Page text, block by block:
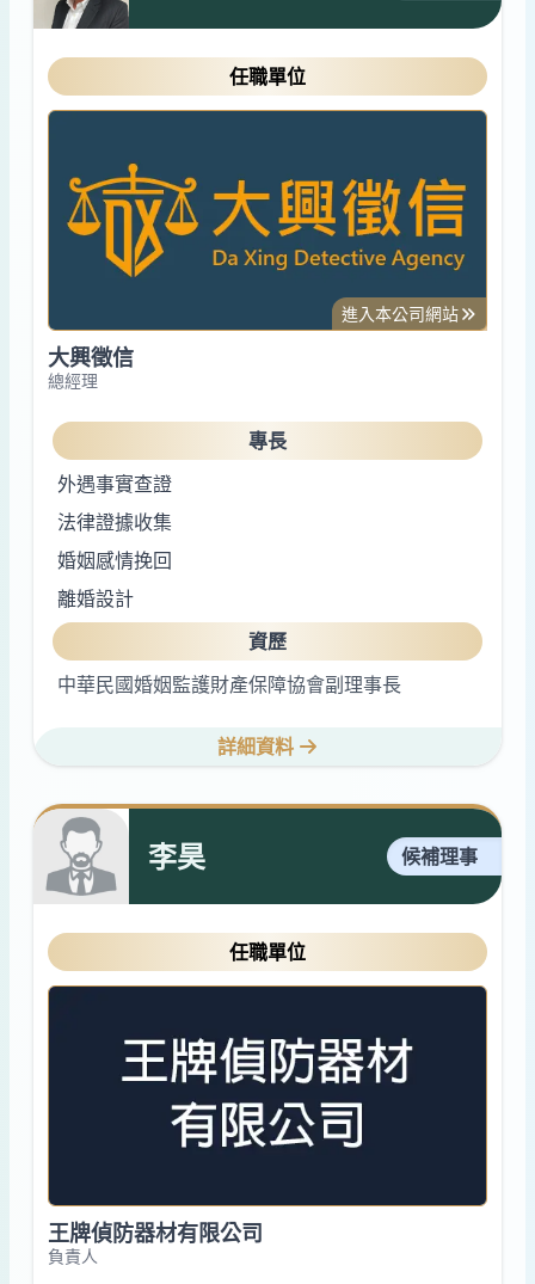
專長
外遇事實查證
法律證據收集
婚姻感情挽回
離婚設計
資歷
中華民國婚姻監護財產保障協會副理事長
任職單位
進入本公司網站
大興徵信
總經理
詳細資料
李昊 候補理事
任職單位
王牌偵防器材有限公司
負責人